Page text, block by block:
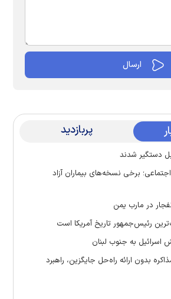
پربازدید
برخی نسخه‌های بیماران آزاد
در مارب یمن
رئیس‌جمهور تاریخ آمریکا است
اسرائیل به جنوب لبنان
بدون ارائه راه‌حل جایگزین، راهبرد